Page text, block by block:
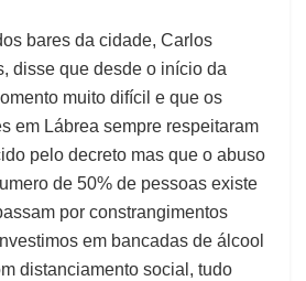
bares da cidade, Carlos
disse que desde o início da
muito difícil e que os
em Lábrea sempre respeitaram
pelo decreto mas que o abuso
de 50% de pessoas existe
por constrangimentos
em bancadas de álcool
distanciamento social, tudo